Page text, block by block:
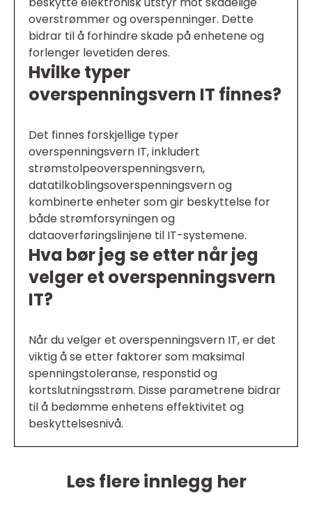
overstrømmer og overspenninger. Dette
bidrar til å forhindre skade på enhetene og
forlenger levetiden deres.
Hvilke typer
overspenningsvern IT finnes?
Det finnes forskjellige typer
overspenningsvern IT, inkludert
strømstolpeoverspenningsvern,
datatilkoblingsoverspenningsvern og
kombinerte enheter som gir beskyttelse for
både strømforsyningen og
dataoverføringslinjene til IT-systemene.
Hva bør jeg se etter når jeg
velger et overspenningsvern
IT?
Når du velger et overspenningsvern IT, er det
viktig å se etter faktorer som maksimal
spenningstoleranse, responstid og
kortslutningsstrøm. Disse parametrene bidrar
til å bedømme enhetens effektivitet og
beskyttelsesnivå.
Les flere innlegg her